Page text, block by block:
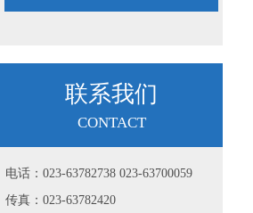
联系我们
CONTACT
电话：023-63782738 023-63700059
传真：023-63782420